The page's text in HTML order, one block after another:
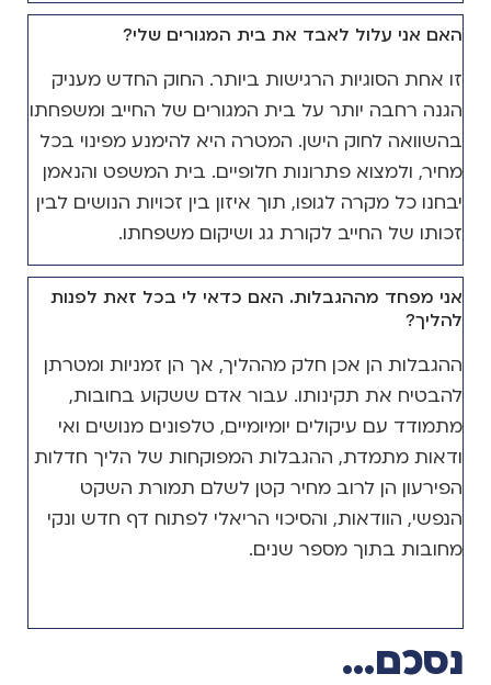
האם אני עלול לאבד את בית המגורים שלי?
זו אחת הסוגיות הרגישות ביותר. החוק החדש מעניק
הגנה רחבה יותר על בית המגורים של החייב ומשפחתו
בהשוואה לחוק הישן. המטרה היא להימנע מפינוי בכל
מחיר, ולמצוא פתרונות חלופיים. בית המשפט והנאמן
יבחנו כל מקרה לגופו, תוך איזון בין זכויות הנושים לבין
זכותו של החייב לקורת גג ושיקום משפחתו.
אני מפחד מההגבלות. האם כדאי לי בכל זאת לפנות
להליך?
ההגבלות הן אכן חלק מההליך, אך הן זמניות ומטרתן
להבטיח את תקינותו. עבור אדם ששקוע בחובות,
מתמודד עם עיקולים יומיומיים, טלפונים מנושים ואי
ודאות מתמדת, ההגבלות המפוקחות של הליך חדלות
הפירעון הן לרוב מחיר קטן לשלם תמורת השקט
הנפשי, הוודאות, והסיכוי הריאלי לפתוח דף חדש ונקי
מחובות בתוך מספר שנים.
נסכם...